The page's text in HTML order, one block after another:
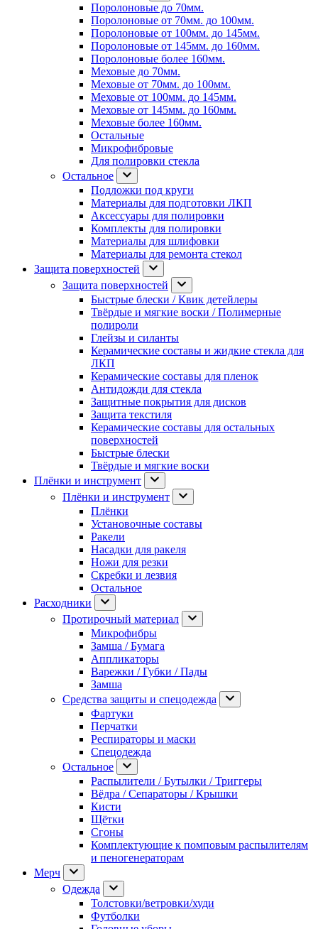
Поролоновые до 70мм.
Поролоновые от 70мм. до 100мм.
Поролоновые от 100мм. до 145мм.
Поролоновые от 145мм. до 160мм.
Поролоновые более 160мм.
Меховые до 70мм.
Меховые от 70мм. до 100мм.
Меховые от 100мм. до 145мм.
Меховые от 145мм. до 160мм.
Меховые более 160мм.
Остальные
Микрофибровые
Для полировки стекла
Остальное
Подложки под круги
Материалы для подготовки ЛКП
Аксессуары для полировки
Комплекты для полировки
Материалы для шлифовки
Материалы для ремонта стекол
Защита поверхностей
Защита поверхностей
Быстрые блески / Квик детейлеры
Твёрдые и мягкие воски / Полимерные
полироли
Глейзы и силанты
Керамические составы и жидкие стекла для
ЛКП
Керамические составы для пленок
Антидожди для стекла
Защитные покрытия для дисков
Защита текстиля
Керамические составы для остальных
поверхностей
Быстрые блески
Твёрдые и мягкие воски
Плёнки и инструмент
Плёнки и инструмент
Плёнки
Установочные составы
Ракели
Насадки для ракеля
Ножи для резки
Скребки и лезвия
Остальное
Расходники
Протирочный материал
Микрофибры
Замша / Бумага
Аппликаторы
Варежки / Губки / Пады
Замша
Средства защиты и спецодежда
Фартуки
Перчатки
Респираторы и маски
Спецодежда
Остальное
Распылители / Бутылки / Триггеры
Вёдра / Сепараторы / Крышки
Кисти
Щётки
Сгоны
Комплектующие к помповым распылителям
и пеногенераторам
Мерч
Одежда
Толстовки/ветровки/худи
Футболки